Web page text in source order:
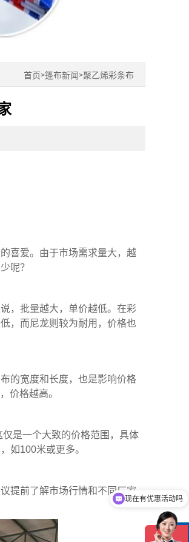
首页>篷布新闻>聚乙烯彩条布
喜爱。由于市场需求量大，越
呢？
，批量越大，单价越低。在彩
，而尼龙则较为耐用，价格也
的宽度和长度，也是影响价格
价格越高。
是一个大致的价格范围，具体
如100米或更多。
议提前了解市场行情和不同厂家
在
现在有优惠活动吗